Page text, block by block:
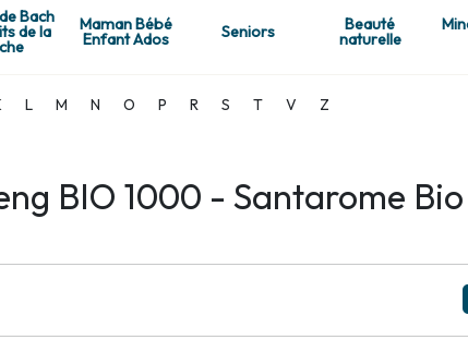
Bach
de la Maman Bébé
Enfant Ados Seniors Beauté
naturelle
L M N O P R S T V Z
BIO 1000 - Santarome Bio